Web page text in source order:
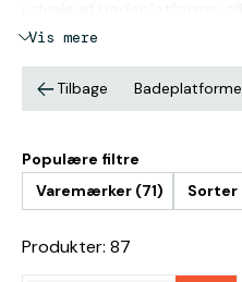
bådtype. Uanset om du har
rundere hæk eller en
på, at vi har en
Vi har en svømmeplatform
Vis mere
Tilbage
Populære filtre
Varemærker (71)
Produkter: 87